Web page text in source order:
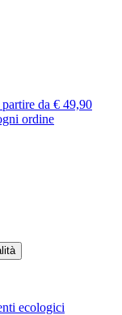
partire da € 49,90
ordine
ecologici